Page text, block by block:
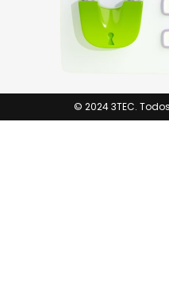
© 2024 3TEC.